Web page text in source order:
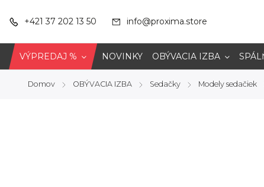
+421 37 202 13 50 info@proxima.store
VÝPREDAJ % NOVINKY OBÝVACIA IZBA
Domov / OBÝVACIA IZBA / Sedačky / Modely sedačiek